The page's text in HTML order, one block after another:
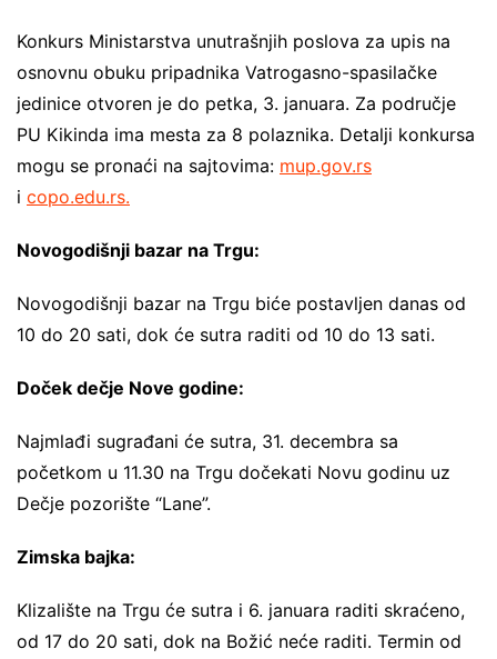
Konkurs Ministarstva unutrašnjih poslova za upis na
osnovnu obuku pripadnika Vatrogasno-spasilačke
jedinice otvoren je do petka, 3. januara. Za područje
PU Kikinda ima mesta za 8 polaznika. Detalji konkursa
mogu se pronaći na sajtovima: mup.gov.rs
i copo.edu.rs.
Novogodišnji bazar na Trgu:
Novogodišnji bazar na Trgu biće postavljen danas od
10 do 20 sati, dok će sutra raditi od 10 do 13 sati.
Doček dečje Nove godine:
Najmlađi sugrađani će sutra, 31. decembra sa
početkom u 11.30 na Trgu dočekati Novu godinu uz
Dečje pozorište “Lane”.
Zimska bajka:
Klizalište na Trgu će sutra i 6. januara raditi skraćeno,
od 17 do 20 sati, dok na Božić neće raditi. Termin od